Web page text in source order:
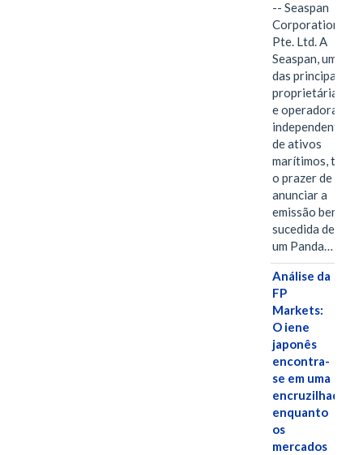
-- Seaspan
Corporation
Pte. Ltd. A
Seaspan, uma
das principais
proprietárias
e operadoras
independentes
de ativos
marítimos, tem
o prazer de
anunciar a
emissão bem-
sucedida de
um Panda…
Análise da
FP
Markets:
O iene
japonês
encontra-
se em uma
encruzilhada
enquanto
os
mercados